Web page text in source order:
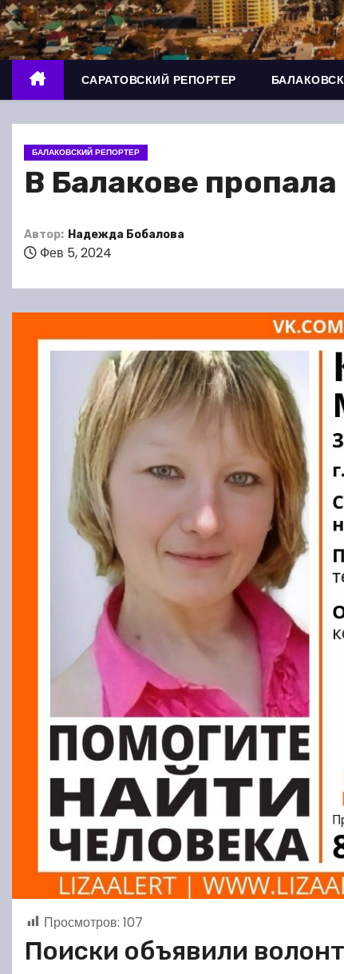
о
м
у
САРАТОВСКИЙ РЕПОРТЕР
БАЛАКОВСКИЙ РЕПОРТЕР
В Балакове
Автор: Надежда Бобалова
Фев 5, 2024
Просмотров: 107
Поиски объявили